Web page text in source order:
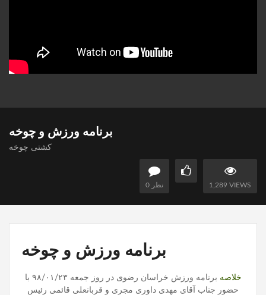
برنامه ورزش و چوخه
کشتی چوخه
1,289 VIEWS 0 نظر
برنامه ورزش و چوخه
خلاصه
برنامه ورزش خراسان رضوی در روز جمعه ۹۸/۰۱/۲۳ با
حضور جناب آقای مهدی داوری مجری و قربانعلی قائمی رئیس